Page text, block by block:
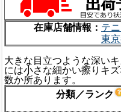
在庫店舗情報： テ
東
大きな目立つような深い
には小さな細かい擦りキ
数か所あります。
分類／ランク